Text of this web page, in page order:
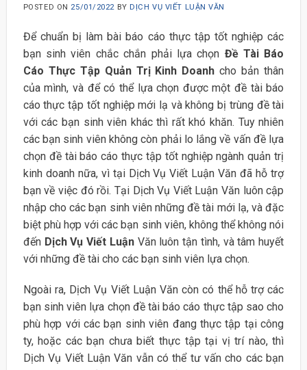
POSTED ON 25/01/2022 BY DỊCH VỤ VIẾT LUẬN VĂN
Để chuẩn bị làm bài báo cáo thực tập tốt nghiệp các
bạn sinh viên chắc chắn phải lựa chọn Đề Tài Báo
Cáo Thực Tập Quản Trị Kinh Doanh cho bản thân
của mình, và để có thể lựa chọn được một đề tài báo
cáo thực tập tốt nghiệp mới lạ và không bị trùng đề tài
với các bạn sinh viên khác thì rất khó khăn. Tuy nhiên
các bạn sinh viên không còn phải lo lắng về vấn đề lựa
chọn đề tài báo cáo thực tập tốt nghiệp ngành quản trị
kinh doanh nữa, vì tại Dịch Vụ Viết Luận Văn đã hỗ trợ
bạn về việc đó rồi. Tại Dịch Vụ Viết Luận Văn luôn cập
nhập cho các bạn sinh viên những đề tài mới lạ, và đặc
biệt phù hợp với các bạn sinh viên, không thể không nói
đến Dịch Vụ Viết LuậnVăn luôn tận tình, và tâm huyết
với những đề tài cho các bạn sinh viên lựa chọn.
Ngoài ra, Dịch Vụ Viết Luận Văn còn có thể hỗ trợ các
bạn sinh viên lựa chọn đề tài báo cáo thực tập sao cho
phù hợp với các bạn sinh viên đang thực tập tại công
ty, hoặc các bạn chưa biết thực tập tại vị trí nào, thì
Dịch Vụ Viết Luận Văn vẫn có thể tư vấn cho các bạn